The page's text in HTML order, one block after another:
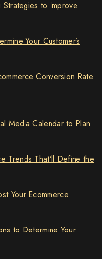
to Improve
Your Customer’s
Conversion Rate
Media Calendar to Plan
Trends That’ll Define the
Your Ecommerce
to Determine Your